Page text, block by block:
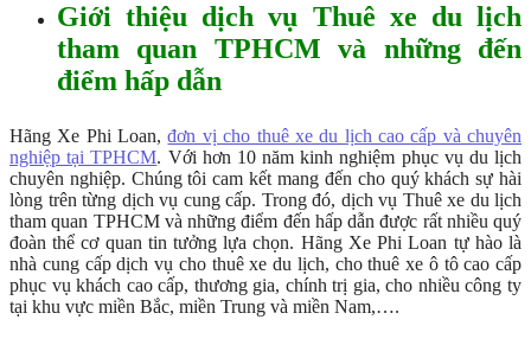
Giới thiệu dịch vụ Thuê xe du lịch
tham quan TPHCM và những đến
điểm hấp dẫn
Hãng Xe Phi Loan,đơn vị cho thuê xe du lịch cao cấp và chuyên
nghiệp tại TPHCM. Với hơn 10 năm kinh nghiệm phục vụ du lịch
chuyên nghiệp. Chúng tôi cam kết mang đến cho quý khách sự hài
lòng trên từng dịch vụ cung cấp. Trong đó, dịch vụ Thuê xe du lịch
tham quan TPHCM và những điểm đến hấp dẫn được rất nhiều quý
đoàn thể cơ quan tin tưởng lựa chọn. Hãng Xe Phi Loan tự hào là
nhà cung cấp dịch vụ cho thuê xe du lịch, cho thuê xe ô tô cao cấp
phục vụ khách cao cấp, thương gia, chính trị gia, cho nhiều công ty
tại khu vực miền Bắc, miền Trung và miền Nam,….